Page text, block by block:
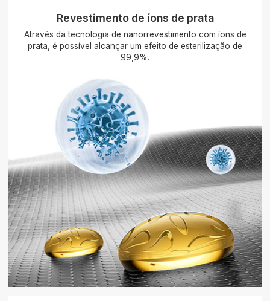
Revestimento de íons de prata
Através da tecnologia de nanorrevestimento com íons de
prata, é possível alcançar um efeito de esterilização de
99,9%.